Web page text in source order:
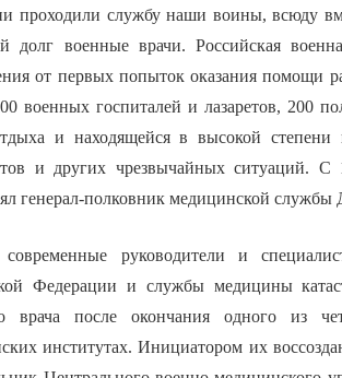
проходили службу наши воины, всюду
долг военные врачи. Российская
от первых попыток оказания
военных госпиталей и лазаретов, 200
и находящейся в высокой
и других чрезвычайных ситуаций.
генерал-полковник медицинской
руководители и
Федерации и службы медицины
врача после окончания одного из
институтах. Инициатором их